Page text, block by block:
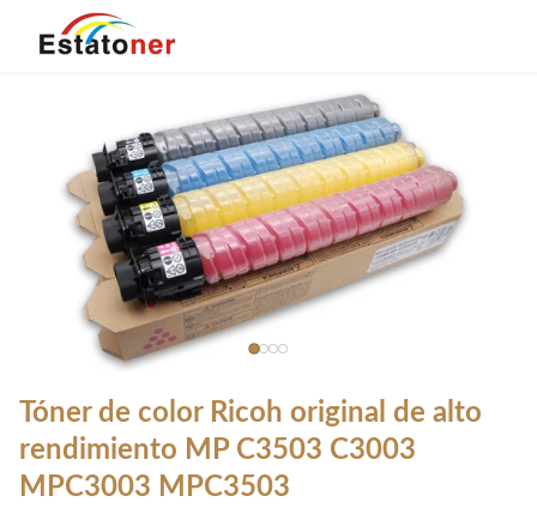
Tóner de color Ricoh original de alto
rendimiento MP C3503 C3003
MPC3003 MPC3503